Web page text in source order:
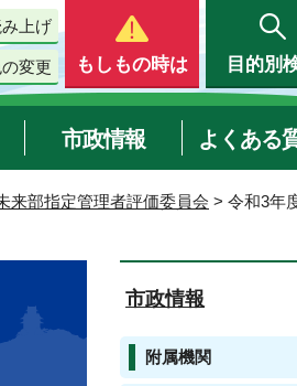
上げ
変更 もしもの時は 目的別
市政情報 よくある
来部指定管理者評価委員会 > 令和3年
市政情報
附属機関